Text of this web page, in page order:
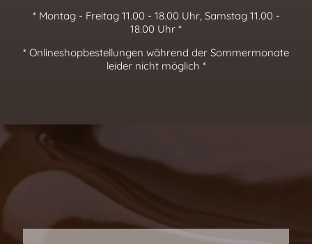
* Montag - Freitag 11.00 - 18.00 Uhr, Samstag 11.00 -
18.00 Uhr *
* Onlineshopbestellungen während der Sommermonate
leider nicht möglich *